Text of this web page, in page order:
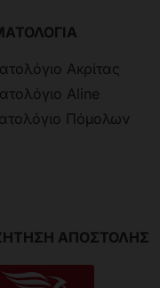
Ακρίτας
Aline
Πόμολων
ΑΠΟΣΤΟΛΗΣ